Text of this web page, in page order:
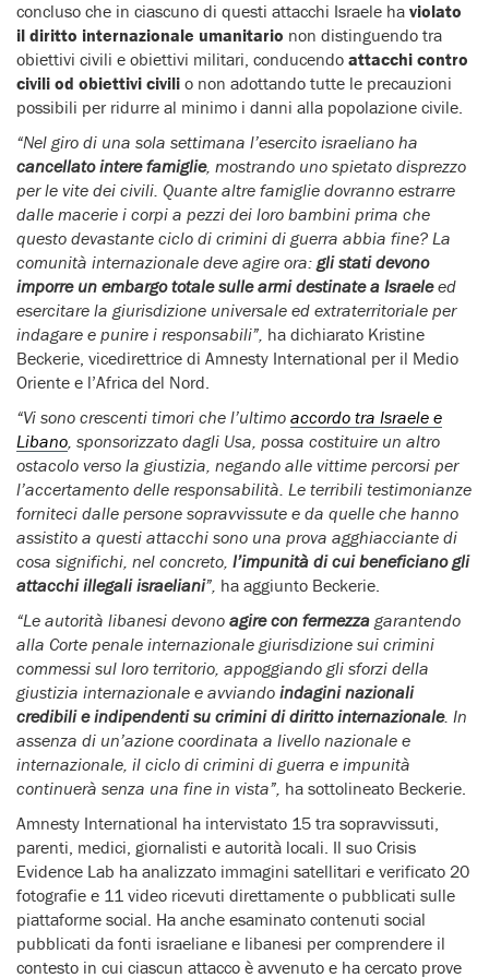
concluso che in ciascuno di questi attacchi Israele ha violato
il diritto internazionale umanitario non distinguendo tra
obiettivi civili e obiettivi militari, conducendo attacchi contro
civili od obiettivi civili o non adottando tutte le precauzioni
possibili per ridurre al minimo i danni alla popolazione civile.
“Nel giro di una sola settimana l’esercito israeliano ha
cancellato intere famiglie, mostrando uno spietato disprezzo
per le vite dei civili. Quante altre famiglie dovranno estrarre
dalle macerie i corpi a pezzi dei loro bambini prima che
questo devastante ciclo di crimini di guerra abbia fine? La
comunità internazionale deve agire ora: gli stati devono
imporre un embargo totale sulle armi destinate a Israeleed
esercitare la giurisdizione universale ed extraterritoriale per
indagare e punire i responsabili”, ha dichiarato Kristine
Beckerie, vicedirettrice di Amnesty International per il Medio
Oriente e l’Africa del Nord.
“Vi sono crescenti timori che l’ultimo accordo tra Israele e
Libano, sponsorizzato dagli Usa, possa costituire un altro
ostacolo verso la giustizia, negando alle vittime percorsi per
l’accertamento delle responsabilità. Le terribili testimonianze
forniteci dalle persone sopravvissute e da quelle che hanno
assistito a questi attacchi sono una prova agghiacciante di
cosa significhi, nel concreto, l’impunità di cui beneficiano gli
attacchi illegali israeliani”, ha aggiunto Beckerie.
“Le autorità libanesi devono agire con fermezza garantendo
alla Corte penale internazionale giurisdizione sui crimini
commessi sul loro territorio, appoggiando gli sforzi della
giustizia internazionale e avviando indagini nazionali
credibili e indipendenti su crimini di diritto internazionale. In
assenza di un’azione coordinata a livello nazionale e
internazionale, il ciclo di crimini di guerra e impunità
continuerà senza una fine in vista”, ha sottolineato Beckerie.
Amnesty International ha intervistato 15 tra sopravvissuti,
parenti, medici, giornalisti e autorità locali. Il suo Crisis
Evidence Lab ha analizzato immagini satellitari e verificato 20
fotografie e 11 video ricevuti direttamente o pubblicati sulle
piattaforme social. Ha anche esaminato contenuti social
pubblicati da fonti israeliane e libanesi per comprendere il
contesto in cui ciascun attacco è avvenuto e ha cercato prove